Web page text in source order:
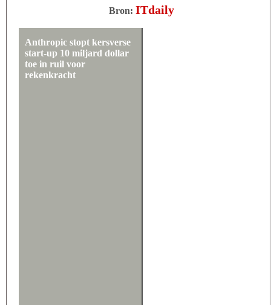
Bron: ITdaily
Anthropic stopt kersverse
start-up 10 miljard dollar
toe in ruil voor
rekenkracht